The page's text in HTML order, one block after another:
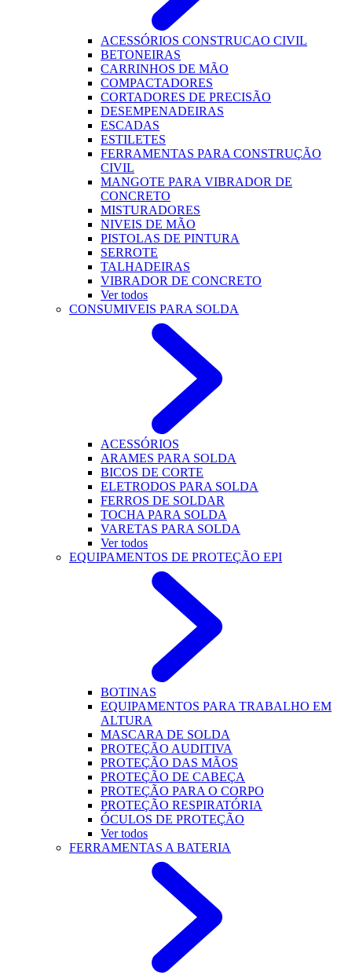
ACESSÓRIOS CONSTRUCAO CIVIL
BETONEIRAS
CARRINHOS DE MÃO
COMPACTADORES
CORTADORES DE PRECISÃO
DESEMPENADEIRAS
ESCADAS
ESTILETES
FERRAMENTAS PARA CONSTRUÇÃO
CIVIL
MANGOTE PARA VIBRADOR DE
CONCRETO
MISTURADORES
NIVEIS DE MÃO
PISTOLAS DE PINTURA
SERROTE
TALHADEIRAS
VIBRADOR DE CONCRETO
Ver todos
CONSUMIVEIS PARA SOLDA
ACESSÓRIOS
ARAMES PARA SOLDA
BICOS DE CORTE
ELETRODOS PARA SOLDA
FERROS DE SOLDAR
TOCHA PARA SOLDA
VARETAS PARA SOLDA
Ver todos
EQUIPAMENTOS DE PROTEÇÃO EPI
BOTINAS
EQUIPAMENTOS PARA TRABALHO EM
ALTURA
MASCARA DE SOLDA
PROTEÇÃO AUDITIVA
PROTEÇÃO DAS MÃOS
PROTEÇÃO DE CABEÇA
PROTEÇÃO PARA O CORPO
PROTEÇÃO RESPIRATÓRIA
ÓCULOS DE PROTEÇÃO
Ver todos
FERRAMENTAS A BATERIA